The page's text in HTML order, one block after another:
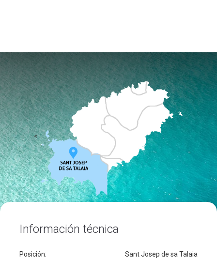
<
Información técnica
Posición: Sant Josep de sa Talaia